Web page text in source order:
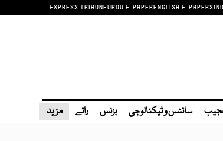
EXPRESS TRIBUNEURDU E-PAPERENGLISH E-PAPER
سائنس و ٹیکنالوجی بزنس رائے مزید